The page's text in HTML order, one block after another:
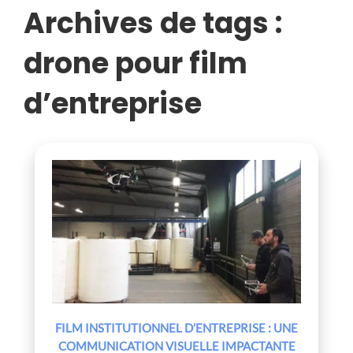
Archives de tags :
drone pour film
d’entreprise
FILM INSTITUTIONNEL D’ENTREPRISE : UNE
COMMUNICATION VISUELLE IMPACTANTE